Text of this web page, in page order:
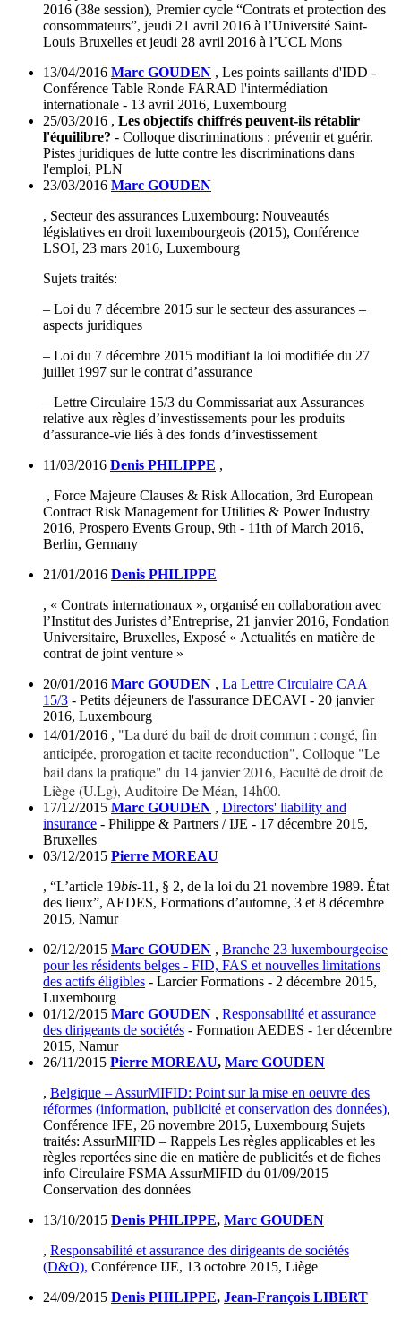
2016 (38e session), Premier cycle “Contrats et protection des
consommateurs”, jeudi 21 avril 2016 à l’Université Saint-
Louis Bruxelles et jeudi 28 avril 2016 à l’UCL Mons
13/04/2016 Marc GOUDEN , Les points saillants d'IDD -
Conférence Table Ronde FARAD l'intermédiation
internationale - 13 avril 2016, Luxembourg
25/03/2016 , Les objectifs chiffrés peuvent-ils rétablir
l'équilibre? - Colloque discriminations : prévenir et guérir.
Pistes juridiques de lutte contre les discriminations dans
l'emploi, PLN
23/03/2016 Marc GOUDEN
, Secteur des assurances Luxembourg: Nouveautés
législatives en droit luxembourgeois (2015), Conférence
LSOI, 23 mars 2016, Luxembourg
Sujets traités:
– Loi du 7 décembre 2015 sur le secteur des assurances –
aspects juridiques
– Loi du 7 décembre 2015 modifiant la loi modifiée du 27
juillet 1997 sur le contrat d’assurance
– Lettre Circulaire 15/3 du Commissariat aux Assurances
relative aux règles d’investissements pour les produits
d’assurance-vie liés à des fonds d’investissement
11/03/2016 Denis PHILIPPE ,
, Force Majeure Clauses & Risk Allocation, 3rd European
Contract Risk Management for Utilities & Power Industry
2016, Prospero Events Group, 9th - 11th of March 2016,
Berlin, Germany
21/01/2016 Denis PHILIPPE
, « Contrats internationaux », organisé en collaboration avec
l’Institut des Juristes d’Entreprise, 21 janvier 2016, Fondation
Universitaire, Bruxelles, Exposé « Actualités en matière de
contrat de joint venture »
20/01/2016 Marc GOUDEN , La Lettre Circulaire CAA
15/3 - Petits déjeuners de l'assurance DECAVI - 20 janvier
2016, Luxembourg
14/01/2016 , "La duré du bail de droit commun : congé, fin
anticipée, prorogation et tacite reconduction", Colloque "Le
bail dans la pratique" du 14 janvier 2016, Faculté de droit de
Liège (U.Lg), Auditoire De Méan, 14h00.
17/12/2015 Marc GOUDEN , Directors' liability and
insurance - Philippe & Partners / IJE - 17 décembre 2015,
Bruxelles
03/12/2015 Pierre MOREAU
, “L’article 19bis-11, § 2, de la loi du 21 novembre 1989. État
des lieux”, AEDES, Formations d’automne, 3 et 8 décembre
2015, Namur
02/12/2015 Marc GOUDEN , Branche 23 luxembourgeoise
pour les résidents belges - FID, FAS et nouvelles limitations
des actifs éligibles - Larcier Formations - 2 décembre 2015,
Luxembourg
01/12/2015 Marc GOUDEN , Responsabilité et assurance
des dirigeants de sociétés - Formation AEDES - 1er décembre
2015, Namur
26/11/2015 Pierre MOREAU, Marc GOUDEN
, Belgique – AssurMIFID: Point sur la mise en oeuvre des
réformes (information, publicité et conservation des données),
Conférence IFE, 26 novembre 2015, Luxembourg Sujets
traités: AssurMIFID – Rappels Les règles applicables et les
règles reportées sine die en matière de publicités et de fiches
info Circulaire FSMA AssurMIFID du 01/09/2015
Conservation des données
13/10/2015 Denis PHILIPPE, Marc GOUDEN
, Responsabilité et assurance des dirigeants de sociétés
(D&O), Conférence IJE, 13 octobre 2015, Liège
24/09/2015 Denis PHILIPPE, Jean-François LIBERT